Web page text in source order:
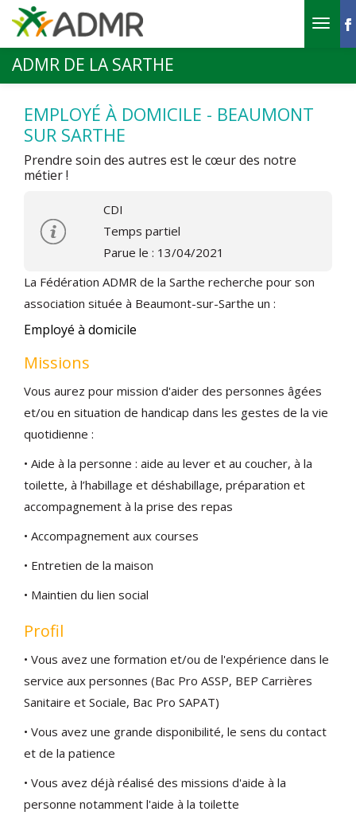
Aller au contenu principal
ADMR DE LA SARTHE
EMPLOYÉ À DOMICILE - BEAUMONT
SUR SARTHE
Prendre soin des autres est le cœur des notre
métier !
CDI
Temps partiel
Parue le : 13/04/2021
La Fédération ADMR de la Sarthe recherche pour son
association située à Beaumont-sur-Sarthe un :
Employé à domicile
Missions
Vous aurez pour mission d'aider des personnes âgées
et/ou en situation de handicap dans les gestes de la vie
quotidienne :
• Aide à la personne : aide au lever et au coucher, à la
toilette, à l’habillage et déshabillage, préparation et
accompagnement à la prise des repas
• Accompagnement aux courses
• Entretien de la maison
• Maintien du lien social
Profil
• Vous avez une formation et/ou de l'expérience dans le
service aux personnes (Bac Pro ASSP, BEP Carrières
Sanitaire et Sociale, Bac Pro SAPAT)
• Vous avez une grande disponibilité, le sens du contact
et de la patience
• Vous avez déjà réalisé des missions d'aide à la
personne notamment l'aide à la toilette